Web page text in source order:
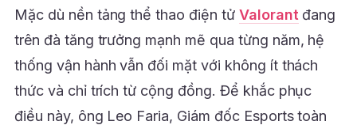
Mặc dù nền tảng thể thao điện tử Valorant đang
trên đà tăng trưởng mạnh mẽ qua từng năm, hệ
thống vận hành vẫn đối mặt với không ít thách
thức và chỉ trích từ cộng đồng. Để khắc phục
điều này, ông Leo Faria, Giám đốc Esports toàn